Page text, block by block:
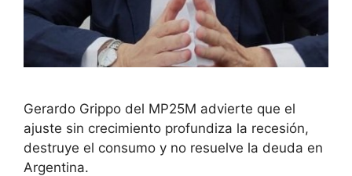
Gerardo Grippo del MP25M advierte que el
ajuste sin crecimiento profundiza la recesión,
destruye el consumo y no resuelve la deuda en
Argentina.